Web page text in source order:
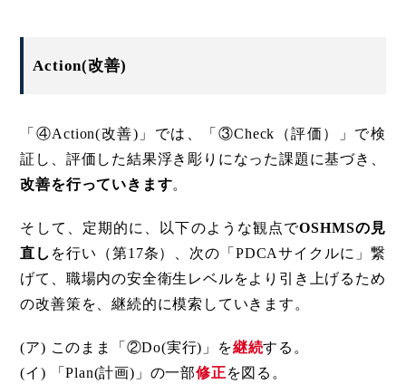
Action(改善)
「④Action(改善)」では、「③Check（評価）」で検
証し、評価した結果浮き彫りになった課題に基づき、
改善を行っていきます。
そして、定期的に、以下のような観点でOSHMSの見
直し を行い（第17条）、次の「PDCAサイクルに」繋
げて、職場内の安全衛生レベルをより引き上げるため
の改善策を、継続的に模索していきます。
(ア) このまま「②Do(実行)」を継続する。
(イ) 「Plan(計画)」の一部修正を図る。